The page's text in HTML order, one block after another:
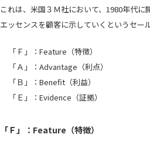
これは、米国３Ｍ社において、1980年代に
エッセンスを顧客に示していくというセー
「Ｆ」：Feature（特徴）
「Ａ」：Advantage（利点）
「Ｂ」：Benefit（利益）
「Ｅ」：Evidence（証拠）
「Ｆ」：Feature（特徴）